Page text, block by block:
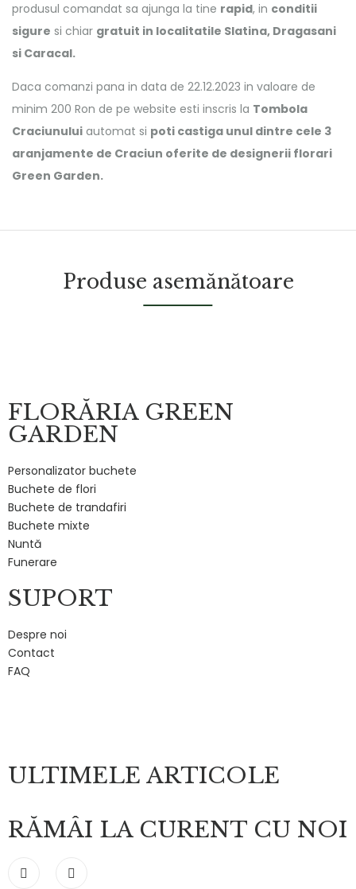
produsul comandat sa ajunga la tine rapid, in conditii
sigure si chiar gratuit in localitatile Slatina, Dragasani
si Caracal.
Daca comanzi pana in data de 22.12.2023 in valoare de
minim 200 Ron de pe website esti inscris la Tombola
Craciunului automat si poti castiga unul dintre cele 3
aranjamente de Craciun oferite de designerii florari
Green Garden.
Produse asemănătoare
FLORĂRIA GREEN
GARDEN
Personalizator buchete
Buchete de flori
Buchete de trandafiri
Buchete mixte
Nuntă
Funerare
SUPORT
Despre noi
Contact
FAQ
ULTIMELE ARTICOLE
RĂMÂI LA CURENT CU NOI